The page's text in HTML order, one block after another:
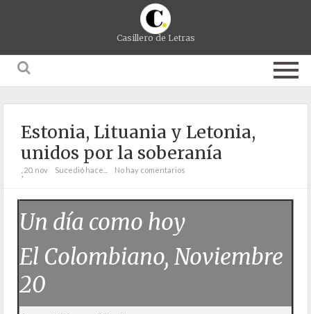
Casillero de Letras
Estonia, Lituania y Letonia,
unidos por la soberanía
;20. nov Sucedió hace... No hay comentarios
Un día como hoy
El Colombiano, Noviembre
20